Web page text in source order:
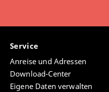
Service
Anreise und Adressen
Download-Center
Eigene Daten verwalten